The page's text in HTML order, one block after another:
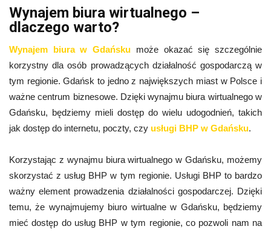
Wynajem biura wirtualnego –
dlaczego warto?
Wynajem biura w Gdańsku może okazać się szczególnie
korzystny dla osób prowadzących działalność gospodarczą w
tym regionie. Gdańsk to jedno z największych miast w Polsce i
ważne centrum biznesowe. Dzięki wynajmu biura wirtualnego w
Gdańsku, będziemy mieli dostęp do wielu udogodnień, takich
jak dostęp do internetu, poczty, czy usługi BHP w Gdańsku.
Korzystając z wynajmu biura wirtualnego w Gdańsku, możemy
skorzystać z usług BHP w tym regionie. Usługi BHP to bardzo
ważny element prowadzenia działalności gospodarczej. Dzięki
temu, że wynajmujemy biuro wirtualne w Gdańsku, będziemy
mieć dostęp do usług BHP w tym regionie, co pozwoli nam na